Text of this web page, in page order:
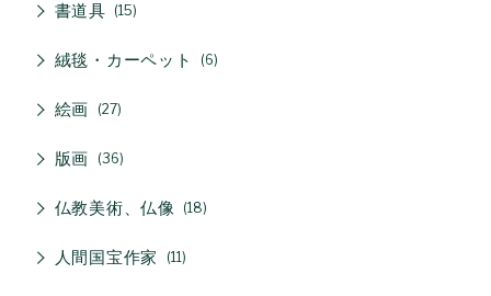
書道具 15
絨毯・カーペット 6
絵画 27
版画 36
仏教美術、仏像 18
人間国宝作家 11